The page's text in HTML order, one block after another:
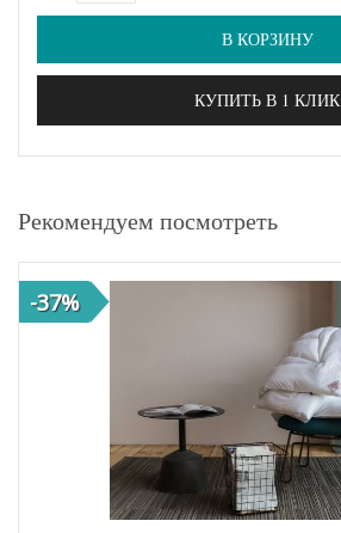
В КОРЗИНУ
КУПИТЬ В 1 КЛИК
Рекомендуем посмотреть
-37%